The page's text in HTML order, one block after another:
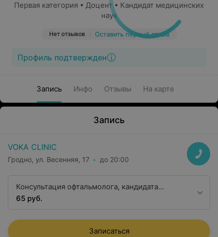
Первая категория • Доцент • Кандидат медицинских
наук
Нет отзывов Оставить первый отзыв
Профиль подтвержден
Запись Инфо Отзывы На карте
Запись
VOKA CLINIC
Гродно, ул. Весенняя, 17 до 20:00
Консультация офтальмолога, кандидата
медицинских наук
65 руб.
Записаться